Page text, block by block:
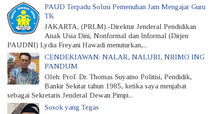
PAUD Terpadu Solusi Pemenuhan Jam Mengajar Guru
TK
JAKARTA, (PRLM).-Direktur Jenderal Pendidikan
Anak Usia Dini, Nonformal dan Informal (Dirjen
PAUDNI) Lydia Freyani Hawadi menuturkan,...
CENDEKIAWAN: NALAR, NALURI, NRIMO ING
PANDUM
Oleh: Prof. Dr. Thomas Suyatno Politisi, Pendidik,
Bankir Sekitar tahun 1985, ketika saya menjabat
sebagai Sekretaris Jenderal Dewan Pimpi...
Sosok yang Tegas